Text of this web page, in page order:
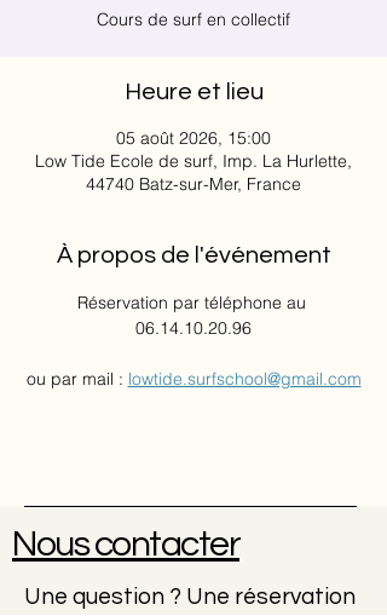
Cours de surf en collectif
Heure et lieu
05 août 2026, 15:00
Low Tide Ecole de surf, Imp. La Hurlette,
44740 Batz-sur-Mer, France
À propos de l'événement
Réservation par téléphone au
06.14.10.20.96
ou par mail : lowtide.surfschool@gmail.com
Nous contacter
Une question ? Une réservation